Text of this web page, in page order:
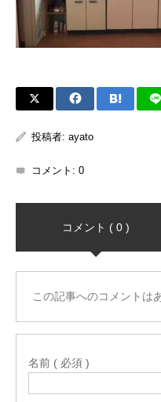
投稿者: ayato
コメント: 0
コメント ( 0 )
この記事へのコメントは
名前 ( 必須 )